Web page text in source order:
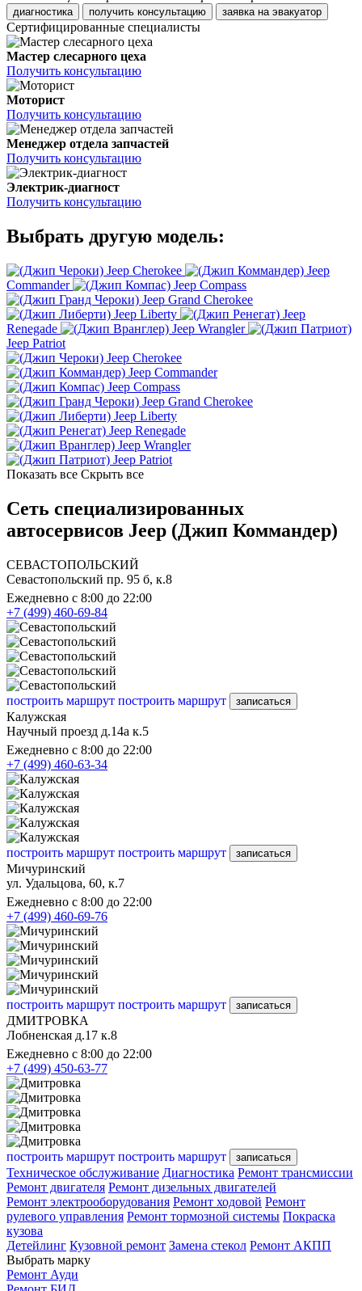
диагностика получить консультацию заявка на эвакуатор
Сертифицированные специалисты
Мастер слесарного цеха
Получить консультацию
Моторист
Получить консультацию
Менеджер отдела запчастей
Получить консультацию
Электрик-диагност
Получить консультацию
Выбрать другую модель:
Jeep Cherokee
Jeep
Commander
Jeep Compass
Jeep Grand Cherokee
Jeep Liberty
Jeep
Renegade
Jeep Wrangler
Jeep Patriot
Jeep Cherokee
Jeep Commander
Jeep Compass
Jeep Grand Cherokee
Jeep Liberty
Jeep Renegade
Jeep Wrangler
Jeep Patriot
Показать все Скрыть все
Сеть специализированных
автосервисов Jeep (Джип Коммандер)
СЕВАСТОПОЛЬСКИЙ
Севастопольский пр. 95 б, к.8
Ежедневно с 8:00 до 22:00
+7 (499) 460-69-84
построить маршрут построить маршрут записаться
Калужская
Научный проезд д.14а к.5
Ежедневно с 8:00 до 22:00
+7 (499) 460-63-34
построить маршрут построить маршрут записаться
Мичуринский
ул. Удальцова, 60, к.7
Ежедневно с 8:00 до 22:00
+7 (499) 460-69-76
построить маршрут построить маршрут записаться
ДМИТРОВКА
Лобненская д.17 к.8
Ежедневно с 8:00 до 22:00
+7 (499) 450-63-77
построить маршрут построить маршрут записаться
Техническое обслуживание Диагностика Ремонт трансмиссии
Ремонт двигателя Ремонт дизельных двигателей
Ремонт электрооборудования Ремонт ходовой Ремонт
рулевого управления Ремонт тормозной системы Покраска
кузова
Детейлинг Кузовной ремонт Замена стекол Ремонт АКПП
Выбрать марку
Ремонт Ауди